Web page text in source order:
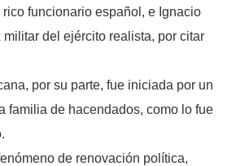
funcionario español, e Ignacio
del ejército realista, por citar
por su parte, fue iniciada por un
familia de hacendados, como lo fue
de renovación política,